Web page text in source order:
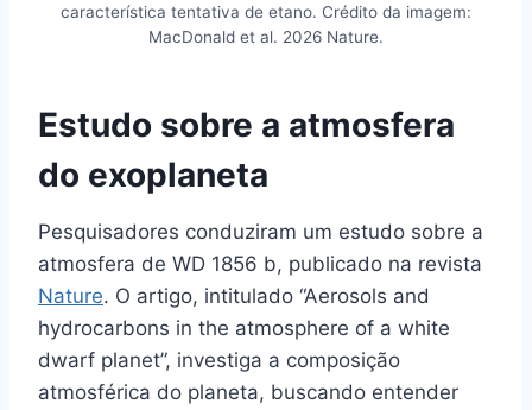
característica tentativa de etano. Crédito da imagem:
MacDonald et al. 2026 Nature.
Estudo sobre a atmosfera
do exoplaneta
Pesquisadores conduziram um estudo sobre a
atmosfera de WD 1856 b, publicado na revista
Nature. O artigo, intitulado “Aerosols and
hydrocarbons in the atmosphere of a white
dwarf planet”, investiga a composição
atmosférica do planeta, buscando entender